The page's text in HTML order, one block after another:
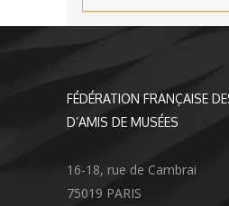
FÉDÉRATION FRANÇAISE
D’AMIS DE MUSÉES
16-18, rue de Cambrai
75019 PARIS